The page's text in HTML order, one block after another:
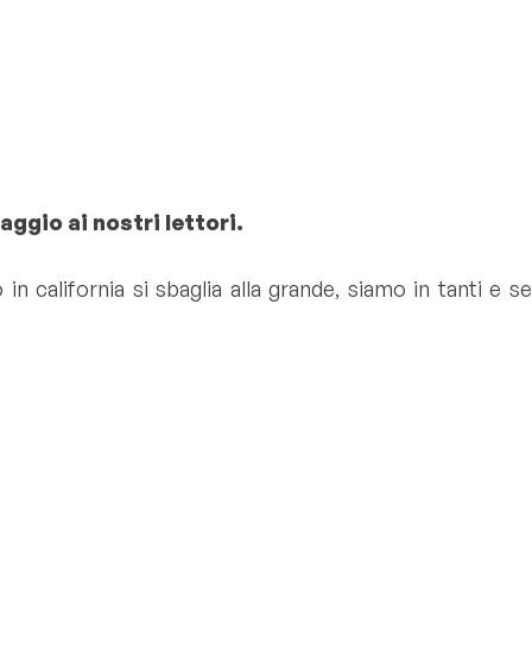
ai nostri lettori.
california si sbaglia alla grande, siamo in tanti e se